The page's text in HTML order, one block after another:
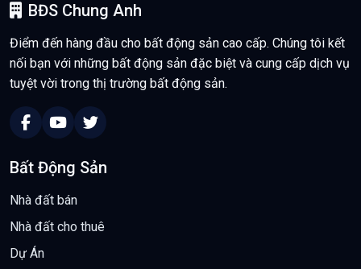
BĐS Chung Anh
Điểm đến hàng đầu cho bất động sản cao cấp. Chúng tôi kết
nối bạn với những bất động sản đặc biệt và cung cấp dịch vụ
tuyệt vời trong thị trường bất động sản.
Bất Động Sản
Nhà đất bán
Nhà đất cho thuê
Dự Án